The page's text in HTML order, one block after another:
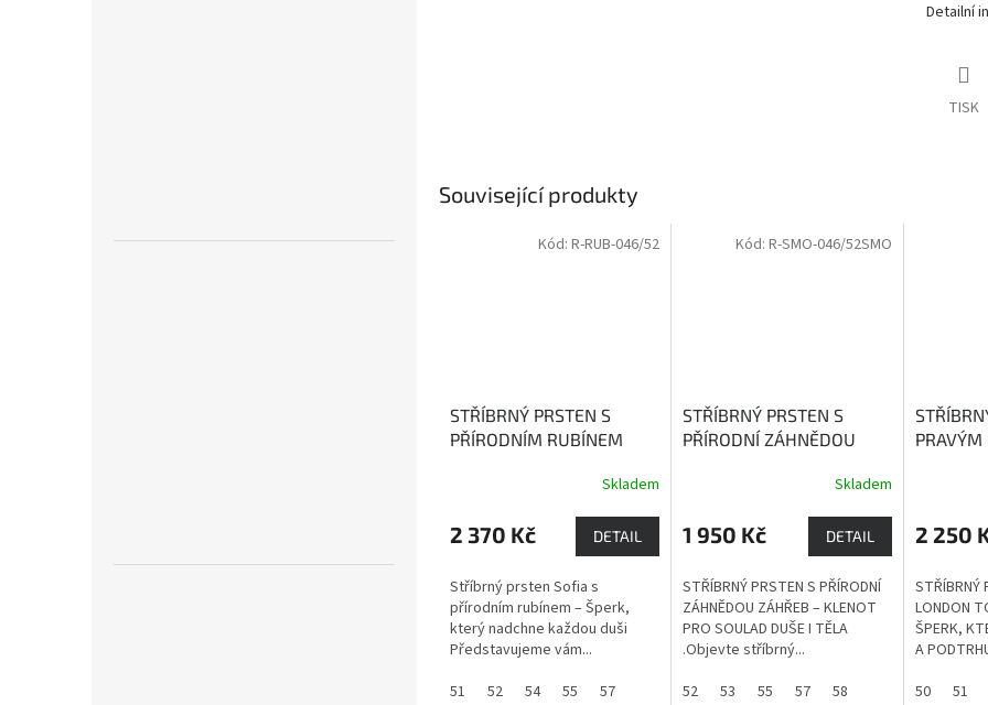
Detailní
TISK
Související produkty
STŘÍBRNÝ PRSTEN S
PŘÍRODNÍM RUBÍNEM
života, životní energie,
vitality a dobré nálady,
přináší bohatství a lásku.
Skladem
2 370 Kč DETAIL
Stříbrný prsten Sofia s
přírodním rubínem – Šperk,
který nadchne každou duši
Představujeme vám...
51
52 54 55 57
Kód: R-RUB-046/52
STŘÍBRNÝ PRSTEN S
PŘÍRODNÍ ZÁHNĚDOU
sílu při rozhodování.
Prohlubuje spánek,
působí proti únavě a mírní
Skladem
1 950 Kč DETAIL
STŘÍBRNÝ PRSTEN S PŘÍRODNÍ
ZÁHNĚDOU ZÁHŘEB – KLENOT
PRO SOULAD DUŠE I TĚLA
.Objevte stříbrný...
52
53 55 57 58
Kód: R-SMO-046/52SMO
PRAVÝM
Topaz
přináší
hojnost
2 250
STŘÍBRNÝ
LONDON
ŠPERK,
A
50
51